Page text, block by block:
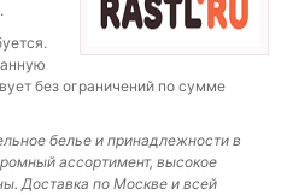
без ограничений по сумме
белье и принадлежности в
ассортимент, высокое
Доставка по Москве и всей